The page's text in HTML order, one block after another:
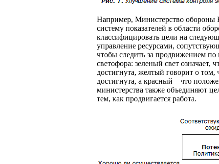
Например, Министерство обороны
систему показателей в области
классифицировать цели на
управление ресурсами,
чтобы следить за продвижением по
светофора: зеленый свет означает,
достигнута, желтый говорит о том,
достигнута, а красный – что
министерства также объединяют
тем, как продвигается работа.